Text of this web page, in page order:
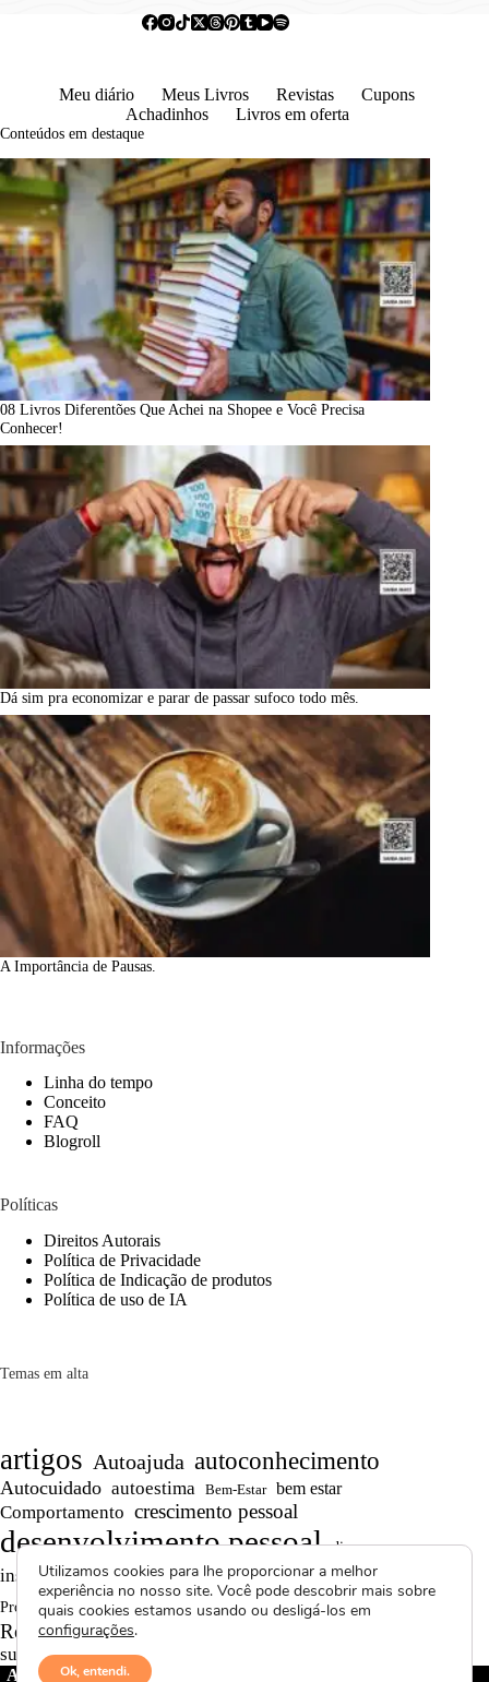
Meu diário Meus Livros Revistas
Cupons
Achadinhos
Livros em oferta
Conteúdos em destaque
08 Livros Diferentões Que Achei na Shopee e Você Precisa
Conhecer!
Dá sim pra economizar e parar de passar sufoco todo mês.
A Importância de Pausas.
Informações
Linha do tempo
Conceito
FAQ
Blogroll
Políticas
Direitos Autorais
Política de Privacidade
Política de Indicação de produtos
Política de uso de IA
Temas em alta
artigos Autoajuda autoconhecimento
Autocuidado autoestima Bem-Estar bem estar
Comportamento crescimento pessoal
desenvolvimento pessoal dicas
inspiração Motivação Persistência produtividade
Projetos autorais reflexão Reflexões
Reflexões de Vida
superação textos curtos
Avctoris Copyright ©
Utilizamos cookies para lhe proporcionar a melhor
experiência no nosso site. Você pode descobrir mais sobre
quais cookies estamos usando ou desligá-los em
configurações.
Ok, entendi.